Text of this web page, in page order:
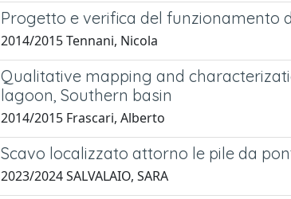
Progetto e verifica del funzionamento
2014/2015 Tennani, Nicola
Qualitative mapping and
lagoon, Southern basin
2014/2015 Frascari, Alberto
Scavo localizzato attorno le pile da
2023/2024 SALVALAIO, SARA